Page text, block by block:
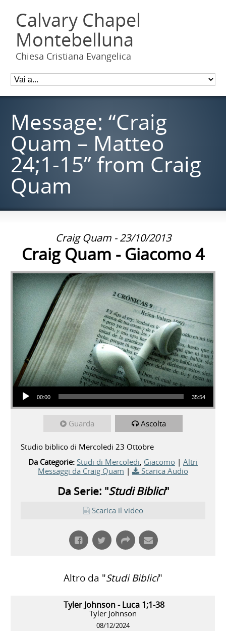
Calvary Chapel
Montebelluna
Chiesa Cristiana Evangelica
Message: “Craig
Quam – Matteo
24;1-15” from Craig
Quam
Craig Quam - 23/10/2013
Craig Quam - Giacomo 4
Audio Player
00:00 35:54
Guarda Ascolta
Studio biblico di Mercoledi 23 Ottobre
Da Categorie: Studi di Mercoledi, Giacomo | Altri
Messaggi da Craig Quam | Scarica Audio
Da Serie: "Studi Biblici"
Scarica il video
Altro da "Studi Biblici"
Tyler Johnson - Luca 1;1-38
Tyler Johnson
08/12/2024